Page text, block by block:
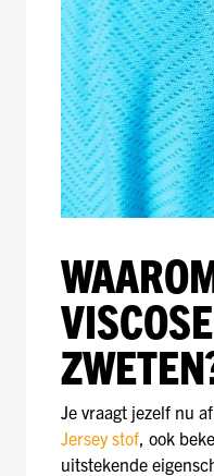
Je vraagt jezelf nu
Jersey stof , ook
uitstekende